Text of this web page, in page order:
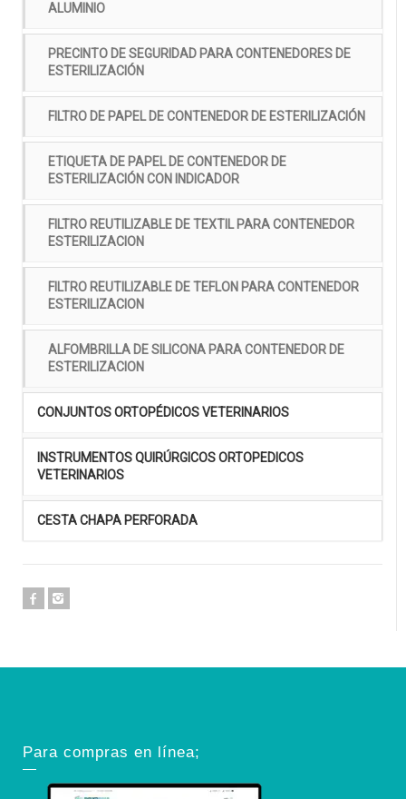
ALUMINIO
PRECINTO DE SEGURIDAD PARA CONTENEDORES DE
ESTERILIZACIÓN
FILTRO DE PAPEL DE CONTENEDOR DE ESTERILIZACIÓN
ETIQUETA DE PAPEL DE CONTENEDOR DE
ESTERILIZACIÓN CON INDICADOR
FILTRO REUTILIZABLE DE TEXTIL PARA CONTENEDOR
ESTERILIZACION
FILTRO REUTILIZABLE DE TEFLON PARA CONTENEDOR
ESTERILIZACION
ALFOMBRILLA DE SILICONA PARA CONTENEDOR DE
ESTERILIZACION
CONJUNTOS ORTOPÉDICOS VETERINARIOS
INSTRUMENTOS QUIRÚRGICOS ORTOPEDICOS
VETERINARIOS
CESTA CHAPA PERFORADA
Para compras en línea;